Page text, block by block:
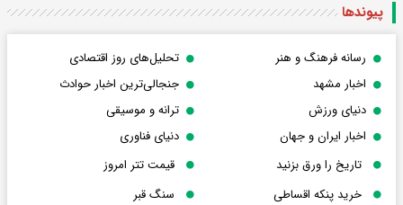
پیوندها
رسانه فرهنگ و هنر
تحلیل‌های روز اقتصادی
اخبار مشهد
جنجالی‌ترین اخبار حوادث
دنیای ورزش
ترانه و موسیقی
اخبار ایران و جهان
دنیای فناوری
تاریخ را ورق بزنید
قیمت تتر امروز
خرید پنکه اقساطی
سنگ قبر